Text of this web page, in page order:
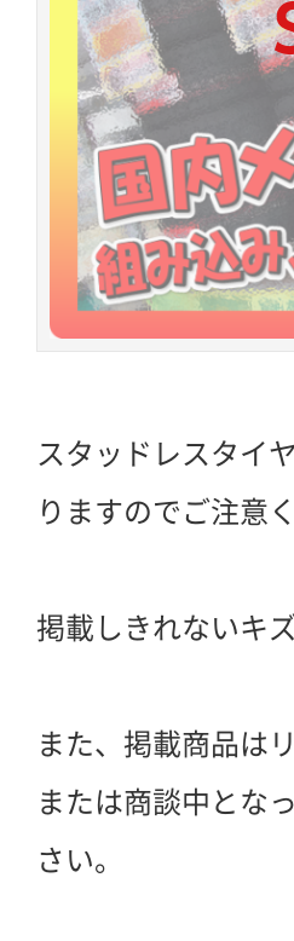
スタッドレスタイ
りますのでご注意
掲載しきれないキ
また、掲載商品は
または商談中とな
さい。